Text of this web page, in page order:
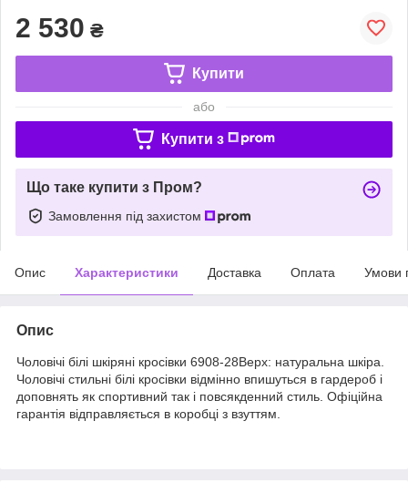
2 530 ₴
Купити
або
Купити з
Що таке купити з Пром?
Замовлення під захистом
Опис Характеристики Доставка Оплата Умови
Опис
Чоловічі білі шкіряні кросівки 6908-28Верх: натуральна шкіра.
Чоловічі стильні білі кросівки відмінно впишуться в гардероб і
доповнять як cпортивний так і повсякденний стиль. Офіційна
гарантія відправляється в коробці з взуттям.